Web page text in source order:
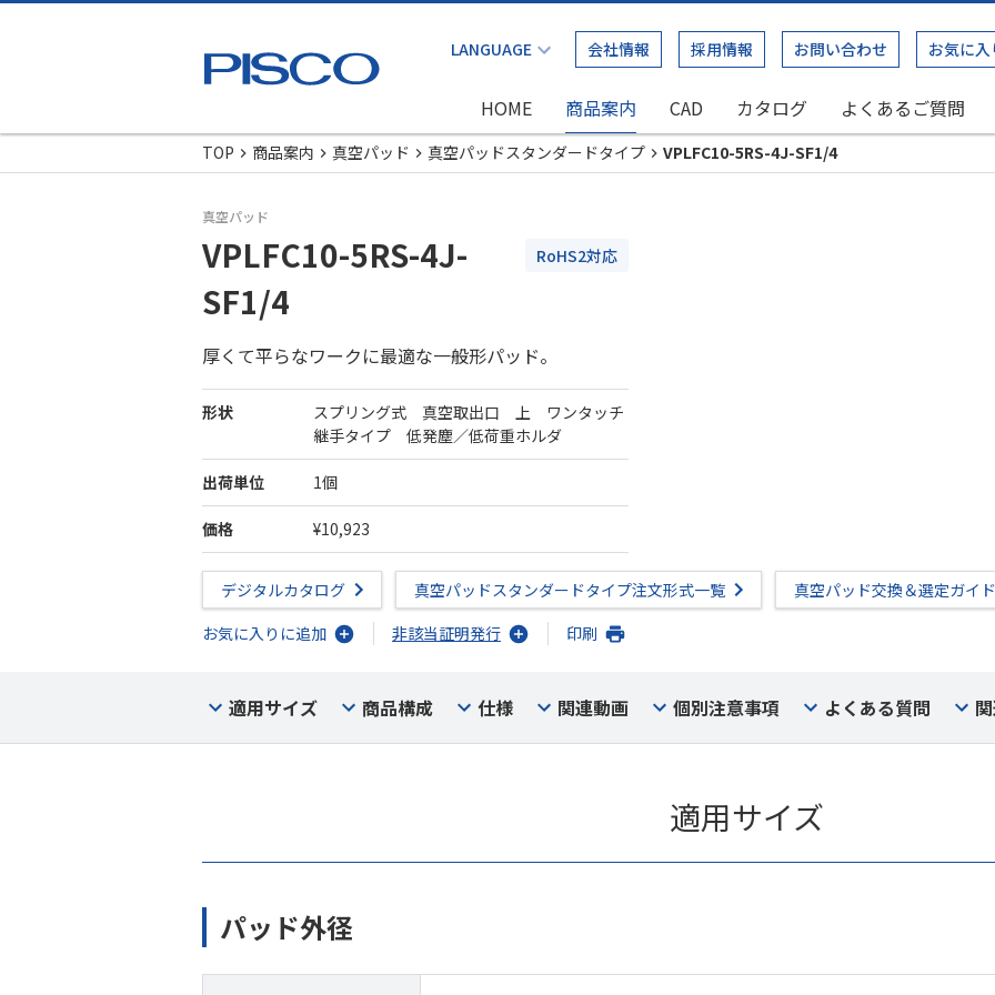
会社情報 採用情報 お問い合わせ お気に入
HOME 商品案内 CAD カタログ よくあるご質問
TOP
商品案内 真空パッド 真空パッドスタンダードタイプ VPLFC10-5RS-4J-SF1/4
真空パッド
VPLFC10-5RS-4J-
SF1/4
RoHS2対応
厚くて平らなワークに最適な一般形パッド。
形状
スプリング式 真空取出口 上 ワンタッチ
継手タイプ 低発塵／低荷重ホルダ
出荷単位 1個
価格 ¥10,923
デジタルカタログ 真空パッドスタンダードタイプ注文形式一覧
真空パッド交換＆選定ガイド
お気に入りに追加
非該当証明発行 印刷
適用サイズ 商品構成 仕様 関連動画 個別注意事項 よくある質問
適用サイズ
パッド外径